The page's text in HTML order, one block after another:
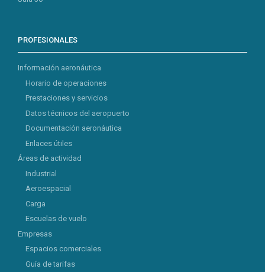
PROFESIONALES
Información aeronáutica
Horario de operaciones
Prestaciones y servicios
Datos técnicos del aeropuerto
Documentación aeronáutica
Enlaces útiles
Áreas de actividad
Industrial
Aeroespacial
Carga
Escuelas de vuelo
Empresas
Espacios comerciales
Guía de tarifas